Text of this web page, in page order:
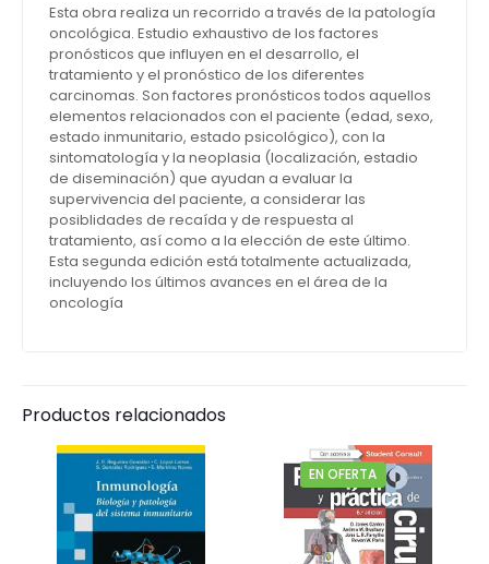
Esta obra realiza un recorrido a través de la patología
oncológica. Estudio exhaustivo de los factores
pronósticos que influyen en el desarrollo, el
tratamiento y el pronóstico de los diferentes
carcinomas. Son factores pronósticos todos aquellos
elementos relacionados con el paciente (edad, sexo,
estado inmunitario, estado psicológico), con la
sintomatología y la neoplasia (localización, estadio
de diseminación) que ayudan a evaluar la
supervivencia del paciente, a considerar las
posiblidades de recaída y de respuesta al
tratamiento, así como a la elección de este último.
Esta segunda edición está totalmente actualizada,
incluyendo los últimos avances en el área de la
oncología
Productos relacionados
EN OFERTA